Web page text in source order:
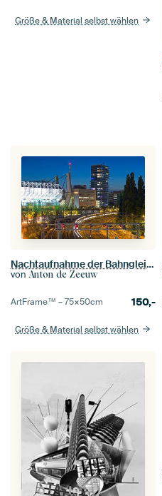
Größe & Material selbst wählen
Nachtaufnahme der Bahngleise, des PSV-Stadions und des Hartje New York-Gebäudes in Eindhoven
von Anton de Zeeuw
ArtFrame™ –75×50cm 150,-
Größe & Material selbst wählen